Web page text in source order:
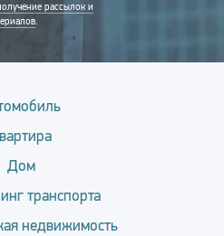
рассылок и
.
Дом
транспорта
недвижимость